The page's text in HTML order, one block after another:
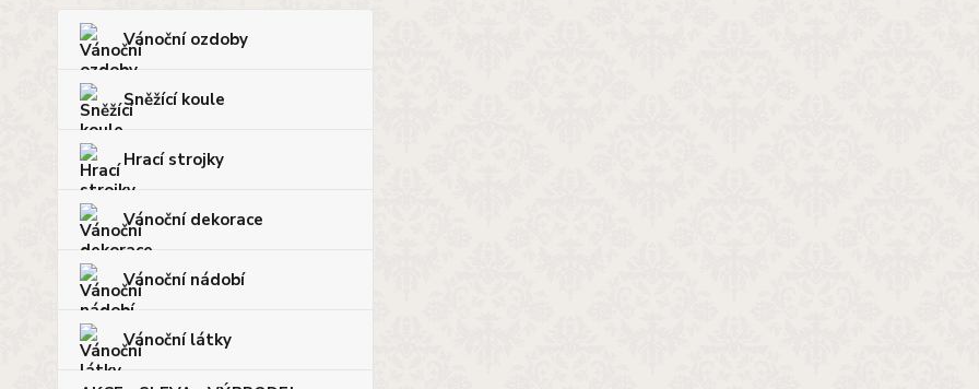
Vánoční ozdoby
Sněžící koule
Hrací strojky
Vánoční dekorace
Vánoční nádobí
Vánoční látky